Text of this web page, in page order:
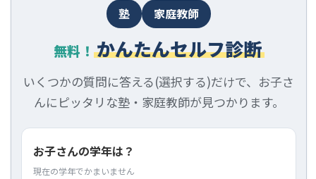
塾 家庭教師
無料！ かんたんセルフ診断
いくつかの質問に答える(選択する)だけで、お子さ
んにピッタリな塾・家庭教師が見つかります。
お子さんの学年は？
現在の学年でかまいません